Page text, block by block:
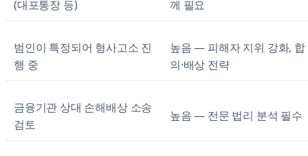
(대포통장 등)
께 필요
범인이 특정되어 형사고소 진
행 중
높음 — 피해자 지위 강화, 합
의·배상 전략
금융기관 상대 손해배상 소송
검토
높음 — 전문 법리 분석 필수